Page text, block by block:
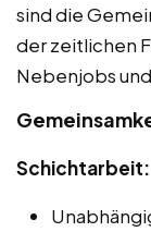
sind die
der zeitlichen
Nebenjobs
Schichtarbeit: